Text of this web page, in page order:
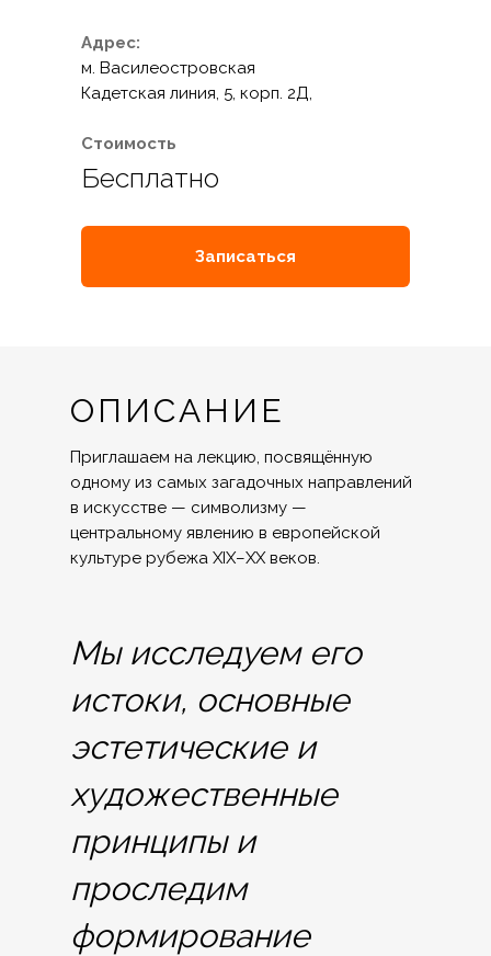
м. Василеостровская
Кадетская линия, 5, корп. 2Д,
Записаться
Стоимость
Бесплатно
Адрес:
Приглашаем на лекцию, посвящённую
одному из самых загадочных направлений
в искусстве — символизму —
центральному явлению в европейской
культуре рубежа XIX–XX веков.
ОПИСАНИЕ
Мы исследуем его
истоки, основные
эстетические и
художественные
принципы и
проследим
формирование